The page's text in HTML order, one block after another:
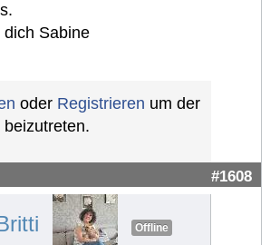
Sabine
oder Registrieren um der
#1608
Offline